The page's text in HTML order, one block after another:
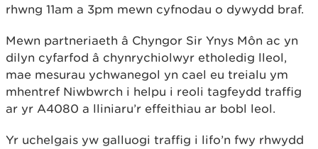
rhwng 11am a 3pm mewn cyfnodau o dywydd braf.
Mewn partneriaeth â Chyngor Sir Ynys Môn ac yn
dilyn cyfarfod â chynrychiolwyr etholedig lleol,
mae mesurau ychwanegol yn cael eu treialu ym
mhentref Niwbwrch i helpu i reoli tagfeydd traffig
ar yr A4080 a lliniaru’r effeithiau ar bobl leol.
Yr uchelgais yw galluogi traffig i lifo’n fwy rhwydd